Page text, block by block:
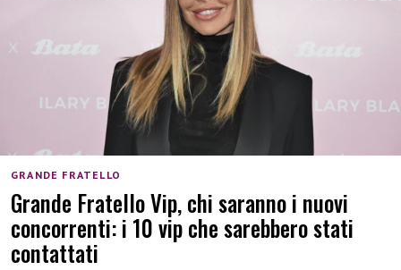
GRANDE FRATELLO
Grande Fratello Vip, chi saranno i nuovi
concorrenti: i 10 vip che sarebbero stati
contattati